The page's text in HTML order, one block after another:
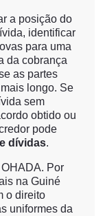
a posição do
identificar
para uma
da cobrança
as partes
longo. Se
sem
obtido ou
pode
dívidas.
Por
na Guiné
o direito
uniformes da